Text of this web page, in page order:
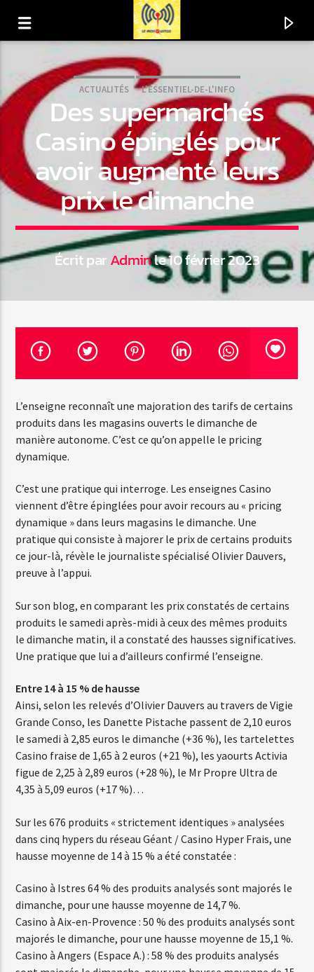
En ce moment
Artiste
07:00 22:00
Web-Radio-Le-Mosquitos
Web-Radio-Sicily
Web-Radio-Années 70
Web-Radio-Latino
ACTUALITÉS L'ESSENTIEL-DE-L'INFO
Des supermarchés
Casino épinglés pour
avoir augmenté leurs
prix le dimanche
Écrit parAdminle 10 février 2023
L’enseigne reconnaît une majoration des tarifs de certains
produits dans les magasins ouverts le dimanche de
manière autonome. C’est ce qu’on appelle le pricing
dynamique.
C’est une pratique qui interroge. Les enseignes Casino
viennent d’être épinglées pour avoir recours au « pricing
dynamique » dans leurs magasins le dimanche. Une
pratique qui consiste à majorer le prix de certains produits
ce jour-là, révèle le journaliste spécialisé Olivier Dauvers,
preuve à l’appui.
Sur son blog, en comparant les prix constatés de certains
produits le samedi après-midi à ceux des mêmes produits
le dimanche matin, il a constaté des hausses significatives.
Une pratique que lui a d’ailleurs confirmé l’enseigne.
Entre 14 à 15 % de hausse
Ainsi, selon les relevés d’Olivier Dauvers au travers de Vigie
Grande Conso, les Danette Pistache passent de 2,10 euros
le samedi à 2,85 euros le dimanche (+36 %), les tartelettes
Casino fraise de 1,65 à 2 euros (+21 %), les yaourts Activia
figue de 2,25 à 2,89 euros (+28 %), le Mr Propre Ultra de
4,35 à 5,09 euros (+17 %)…
Sur les 676 produits « strictement identiques » analysées
dans cinq hypers du réseau Géant / Casino Hyper Frais, une
hausse moyenne de 14 à 15 % a été constatée :
Casino à Istres 64 % des produits analysés sont majorés le
dimanche, pour une hausse moyenne de 14,7 %.
Casino à Aix-en-Provence : 50 % des produits analysés sont
majorés le dimanche, pour une hausse moyenne de 15,1 %.
Casino à Angers (Espace A.) : 58 % des produits analysés